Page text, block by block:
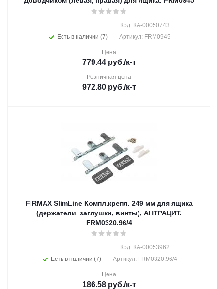
Есть в наличии (7)
Код: КА-00050743
Артикул: FRM0945
Цена
779.44руб./к-т
Розничная цена
972.80руб./к-т
FIRMAX SlimLine Компл.крепл. 249 мм для ящика
(держатели, заглушки, винты), АНТРАЦИТ.
FRM0320.96/4
Есть в наличии (7)
Код: КА-00053962
Артикул: FRM0320.96/4
Цена
186.58руб./к-т